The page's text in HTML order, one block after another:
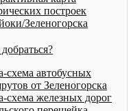
построек
Зеленогорска
схема автобусных
от Зеленогорска
схема железных дорог